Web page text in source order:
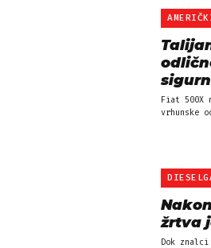
Fiat 500X
vrhunske
žrtva
Dok